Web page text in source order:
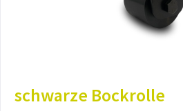
schwarze Bockrolle